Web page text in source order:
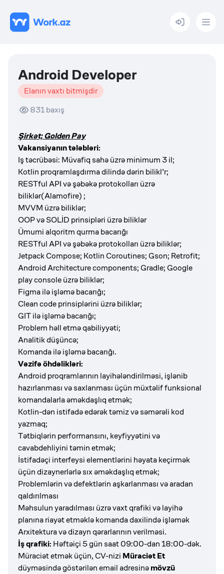
Menu
Android Developer
Elanın vaxtı bitmişdir
831baxış
Şirkət; Golden Pay
Vakansiyanın tələbləri:
Iş təcrübəsi: Müvafiq sahə üzrə minimum 3 il;
Kotlin proqramlaşdırma dilində dərin bilikl’r;
RESTful API və şəbəkə protokolları üzrə
biliklər(Alamofire) ;
MVVM üzrə biliklər;
OOP və SOLİD prinsipləri üzrə biliklər
Ümumi alqoritm qurma bacarığı
RESTful API və şəbəkə protokolları üzrə biliklər;
Jetpack Compose; Kotlin Coroutines; Gson; Retrofit;
Android Architecture components; Gradle; Google
play console üzrə biliklər;
Figma ilə işləmə bacarığı;
Clean code prinsiplərini üzrə biliklər;
GIT ilə işləmə bacarığı;
Problem həll etmə qabiliyyəti;
Analitik düşüncə;
Komanda ilə işləmə bacarığı.
Vəzifə öhdəlikləri:
Android proqramlarının layihələndirilməsi, işlənib
hazırlanması və saxlanması üçün müxtəlif funksional
komandalarla əməkdaşlıq etmək;
Kotlin-dən istifadə edərək təmiz və səmərəli kod
yazmaq;
Tətbiqlərin performansını, keyfiyyətini və
cavabdehliyini təmin etmək;
İstifadəçi interfeysi elementlərini həyata keçirmək
üçün dizaynerlərlə sıx əməkdaşlıq etmək;
Problemlərin və defektlərin aşkarlanması və aradan
qaldırılması
Məhsulun yaradılması üzrə vaxt qrafiki və layihə
planına riayət etməklə komanda daxilində işləmək
Arxitektura və dizayn qərarlarının verilməsi.
İş qrafiki: Həftəiçi 5 gün saat 09:00-dan 18:00-dək.
Müraciət etmək üçün, CV-nizi Müraciət Et
düyməsində göstərilən email adresinəmövzü